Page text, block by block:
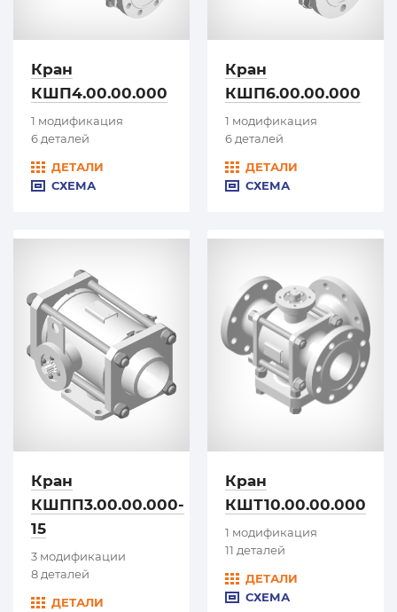
Кран
КШП4.00.00.000
1 модификация
6 деталей
ДЕТАЛИ
СХЕМА
Кран
КШП6.00.00.000
1 модификация
6 деталей
ДЕТАЛИ
СХЕМА
Кран
КШПП3.00.00.000-
15
3 модификации
8 деталей
ДЕТАЛИ
Кран
КШТ10.00.00.000
1 модификация
11 деталей
ДЕТАЛИ
СХЕМА